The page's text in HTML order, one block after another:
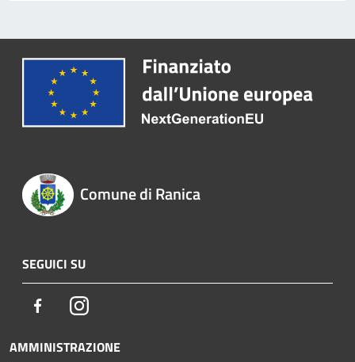
Comune di Ranica
SEGUICI SU
FacebookInstagram
AMMINISTRAZIONE